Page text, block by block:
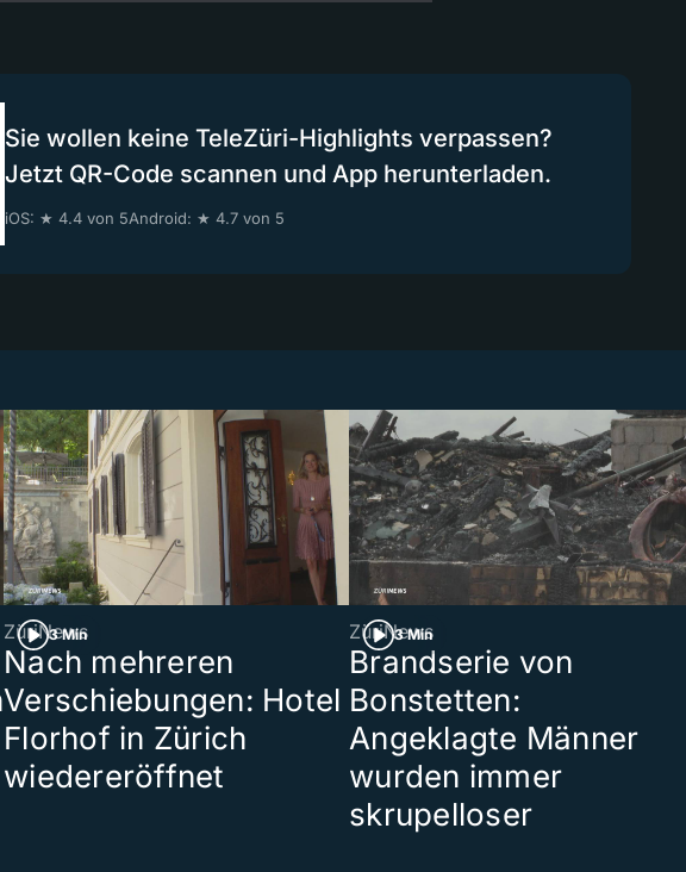
Sie wollen keine TeleZüri-Highlights verpassen?
Jetzt QR-Code scannen und App herunterladen.
iOS: ★ 4.4 von 5Android: ★ 4.7 von 5
3 Min
ZüriNews
Nach mehreren
Verschiebungen: Hotel
Florhof in Zürich
wiedereröffnet
3 Min
ZüriNews
Brandserie von
Bonstetten:
Angeklagte Männer
wurden immer
skrupelloser